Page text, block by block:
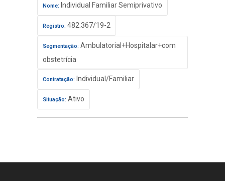
Nome: Individual Familiar Semiprivativo
Registro: 482.367/19-2
Segmentação: Ambulatorial+Hospitalar+com
obstetrícia
Contratação: Individual/Familiar
Situação: Ativo